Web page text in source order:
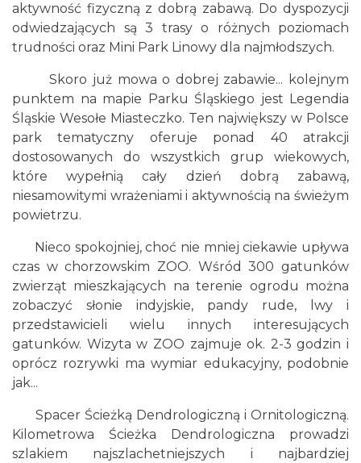
aktywność fizyczną z dobrą zabawą. Do dyspozycji
odwiedzających są 3 trasy o różnych poziomach
trudności oraz Mini Park Linowy dla najmłodszych.
Skoro już mowa o dobrej zabawie... kolejnym
punktem na mapie Parku Śląskiego jest Legendia
Śląskie Wesołe Miasteczko. Ten największy w Polsce
park tematyczny oferuje ponad 40 atrakcji
dostosowanych do wszystkich grup wiekowych,
które wypełnią cały dzień dobrą zabawą,
niesamowitymi wrażeniami i aktywnością na świeżym
powietrzu.
Nieco spokojniej, choć nie mniej ciekawie upływa
czas w chorzowskim ZOO. Wśród 300 gatunków
zwierząt mieszkających na terenie ogrodu można
zobaczyć słonie indyjskie, pandy rude, lwy i
przedstawicieli wielu innych interesujących
gatunków. Wizyta w ZOO zajmuje ok. 2-3 godzin i
oprócz rozrywki ma wymiar edukacyjny, podobnie
jak...
Spacer Ścieżką Dendrologiczną i Ornitologiczną.
Kilometrowa Ścieżka Dendrologiczna prowadzi
szlakiem najszlachetniejszych i najbardziej